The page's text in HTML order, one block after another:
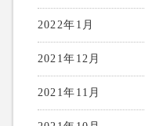
2022年1月
2021年12月
2021年11月